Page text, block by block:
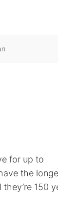
for up to
the
150